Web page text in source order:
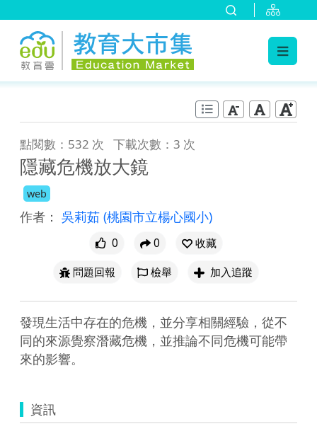
點閱數：532 次 下載次數：3 次
隱藏危機放大鏡
web
作者： 吳莉茹 (桃園市立楊心國小)
0 0
收藏
問題回報
檢舉 加入追蹤
發現生活中存在的危機，並分享相關經驗，從不
同的來源覺察潛藏危機，並推論不同危機可能帶
來的影響。
資訊